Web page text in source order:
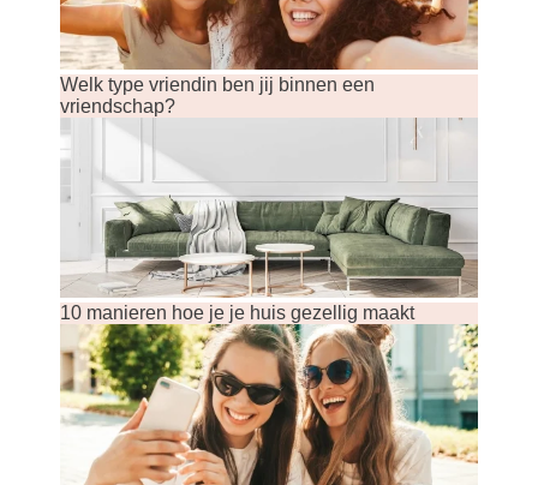
Welk type vriendin ben jij binnen een
vriendschap?
10 manieren hoe je je huis gezellig maakt